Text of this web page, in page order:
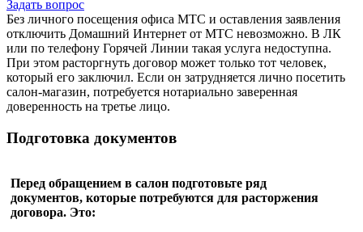
Задать вопрос
Без личного посещения офиса МТС и оставления заявления
отключить Домашний Интернет от МТС невозможно. В ЛК
или по телефону Горячей Линии такая услуга недоступна.
При этом расторгнуть договор может только тот человек,
который его заключил. Если он затрудняется лично посетить
салон-магазин, потребуется нотариально заверенная
доверенность на третье лицо.
Подготовка документов
Перед обращением в салон подготовьте ряд
документов, которые потребуются для расторжения
договора. Это: